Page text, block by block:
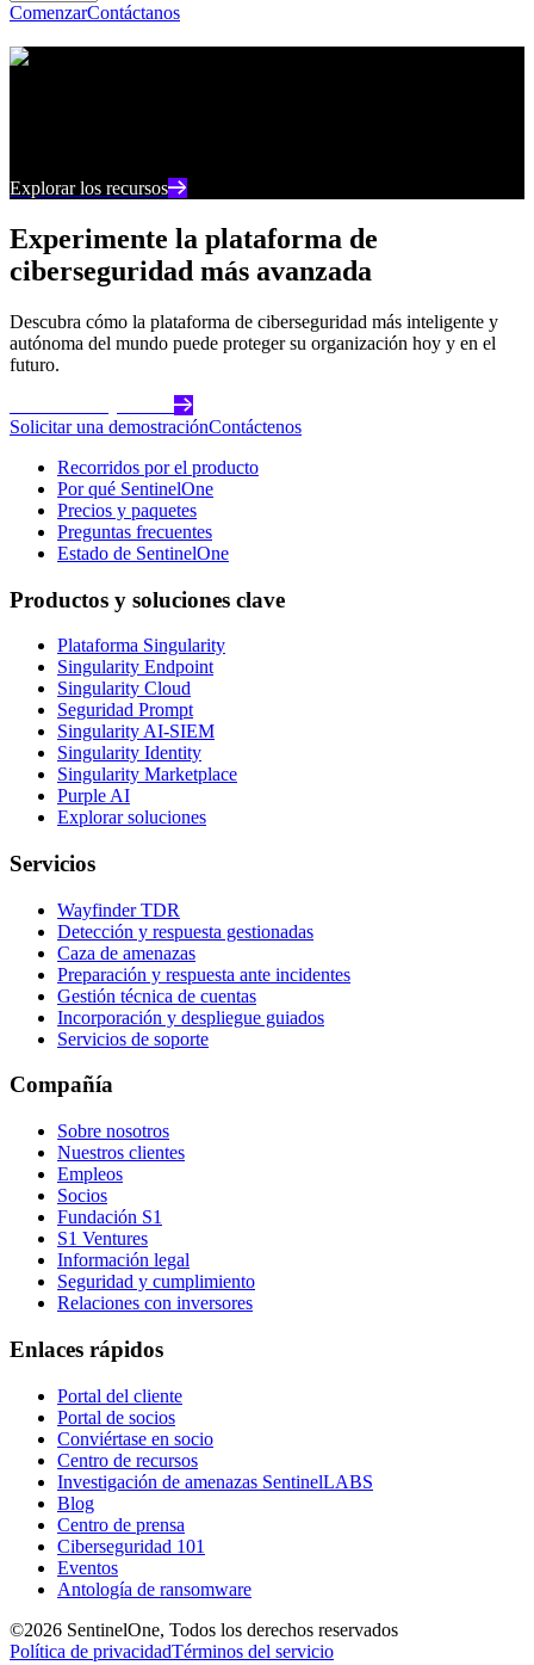
ComenzarContáctanos
Centro de recursos
Explorar los recursos
Experimente la plataforma de
ciberseguridad más avanzada
Descubra cómo la plataforma de ciberseguridad más inteligente y
autónoma del mundo puede proteger su organización hoy y en el
futuro.
Solicitar una demostraciónContáctenos
Recorridos por el producto
Por qué SentinelOne
Precios y paquetes
Preguntas frecuentes
Estado de SentinelOne
Productos y soluciones clave
Plataforma Singularity
Singularity Endpoint
Singularity Cloud
Seguridad Prompt
Singularity AI-SIEM
Singularity Identity
Singularity Marketplace
Purple AI
Explorar soluciones
Servicios
Wayfinder TDR
Detección y respuesta gestionadas
Caza de amenazas
Preparación y respuesta ante incidentes
Gestión técnica de cuentas
Incorporación y despliegue guiados
Servicios de soporte
Compañía
Sobre nosotros
Nuestros clientes
Empleos
Socios
Fundación S1
S1 Ventures
Información legal
Seguridad y cumplimiento
Relaciones con inversores
Enlaces rápidos
Portal del cliente
Portal de socios
Conviértase en socio
Centro de recursos
Investigación de amenazas SentinelLABS
Blog
Centro de prensa
Ciberseguridad 101
Eventos
Antología de ransomware
©2026 SentinelOne, Todos los derechos reservados
Política de privacidadTérminos del servicio